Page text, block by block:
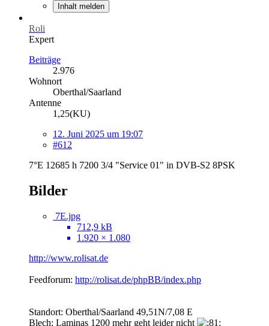
Inhalt melden
Roli
Expert
Beiträge
2.976
Wohnort
Oberthal/Saarland
Antenne
1,25(KU)
12. Juni 2025 um 19:07
#612
7°E 12685 h 7200 3/4 "Service 01" in DVB-S2 8PSK
Bilder
7E.jpg
712,9 kB
1.920 × 1.080
http://www.rolisat.de
Feedforum: http://rolisat.de/phpBB/index.php
Standort: Oberthal/Saarland 49,51N/7,08 E
Blech: Laminas 1200 mehr geht leider nicht